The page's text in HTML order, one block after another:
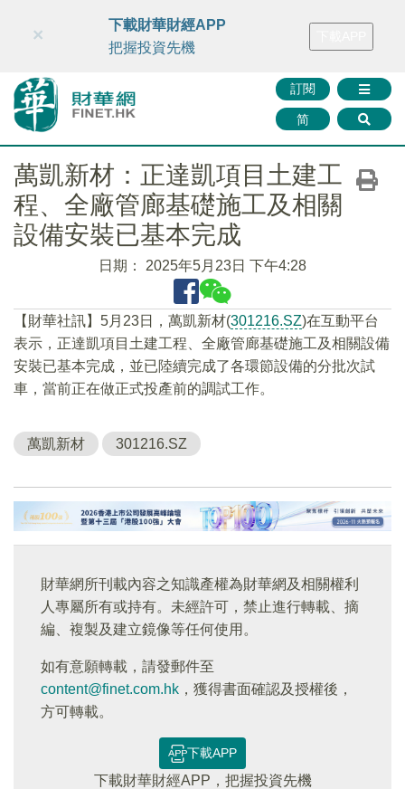
財華智庫網 FINTV FINMETA 財華證券 媒體矩陣
訂閱
简
×
下載財華財經APP
把握投資先機
萬凱新材：正達凱項目土建工
程、全廠管廊基礎施工及相關
設備安裝已基本完成
日期： 2025年5月23日 下午4:28
【財華社訊】5月23日，萬凱新材(301216.SZ)在互動平台
表示，正達凱項目土建工程、全廠管廊基礎施工及相關設備
安裝已基本完成，並已陸續完成了各環節設備的分批次試
車，當前正在做正式投產前的調試工作。
萬凱新材 301216.SZ
財華網所刊載內容之知識產權為財華網及相關權利
人專屬所有或持有。未經許可，禁止進行轉載、摘
編、複製及建立鏡像等任何使用。
如有意願轉載，請發郵件至
content@finet.com.hk ，獲得書面確認及授權後，
方可轉載。
下載APP
下載財華財經APP，把握投資先機